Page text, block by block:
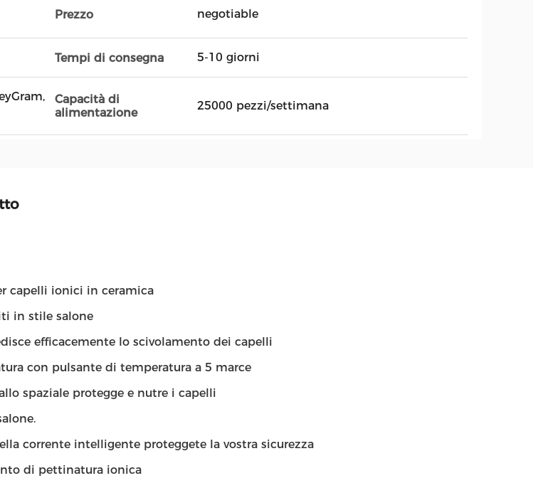
Prezzo negotiable
Tempi di consegna 5-10 giorni
Capacità di
alimentazione
25000 pezzi/settimana
capelli ionici in ceramica
in stile salone
efficacemente lo scivolamento dei capelli
con pulsante di temperatura a 5 marce
spaziale protegge e nutre i capelli
corrente intelligente proteggete la vostra sicurezza
di pettinatura ionica